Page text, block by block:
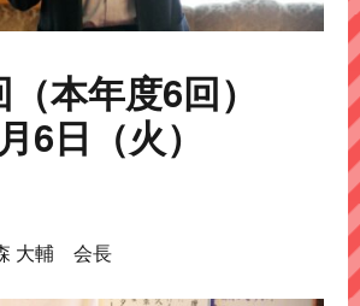
本年度6回）
6日（火）
大輔 会長